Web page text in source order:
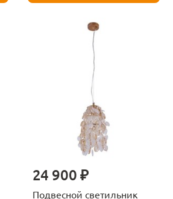
24 900 ₽
Подвесной светильник